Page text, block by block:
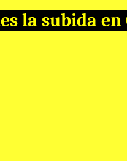
la subida en